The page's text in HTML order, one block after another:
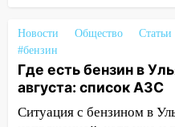
15:47
На улице
курьера: крупная
15:15 Проводил до
новый кавалер
рецидивистом
Новости Общество
Статьи
#бензин
Где есть бензин в
августа: список АЗС
Ситуация с бензином в